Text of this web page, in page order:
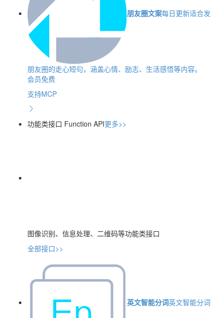
朋友圈文案每日更新适合发
朋友圈的走心短句，涵盖心情、励志、生活感悟等内容。
会员免费
支持MCP
功能类接口 Function API更多>>
图像识别、信息处理、二维码等功能类接口
全部接口>>
英文智能分词英文智能分词